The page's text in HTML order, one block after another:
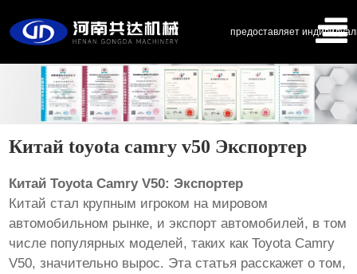
предоставляет
Китай toyota camry v50 Экспортер
Китай Toyota Camry V50: Экспортер
Китай стал крупным игроком на мировом
автомобильном рынке, и экспорт автомобилей, в том
числе популярных моделей, таких как Toyota Camry
V50, значительно вырос. Эта статья расскажет о том,